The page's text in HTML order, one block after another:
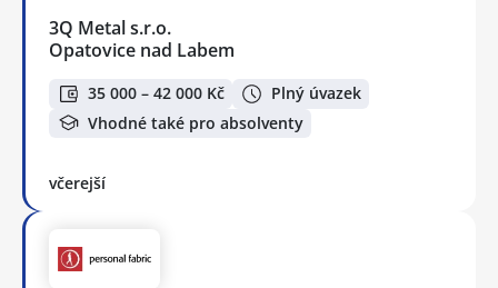
3Q Metal s.r.o.
Opatovice nad Labem
35 000 – 42 000 Kč
Plný úvazek
Vhodné také pro absolventy
včerejší